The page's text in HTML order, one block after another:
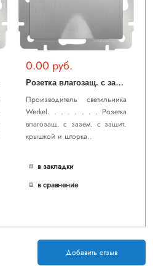
0.00 руб.
Р
озетка влагозащ. с зазем. с защит. крышкой и шторками (cеребряный рифленый) WL09-SKGSC-01-IP44
Производитель светильника
Werkel. . . . . . . . Розетка
влагозащ. с зазем. с защит.
крышкой и шторка..
в закладки
в сравнение
Добавить отзыв